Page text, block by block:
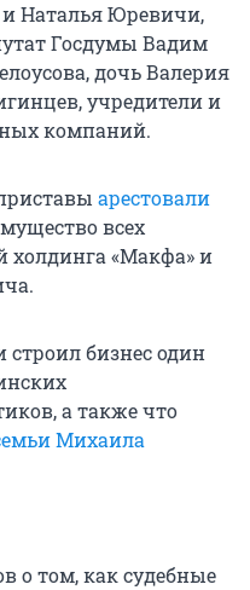
Наталья Юревичи,
Госдумы Вадим
дочь Валерия
учредители и
компаний.
арестовали
всех
холдинга «Макфа» и
бизнес один
а также что
Михаила
о том, как судебные